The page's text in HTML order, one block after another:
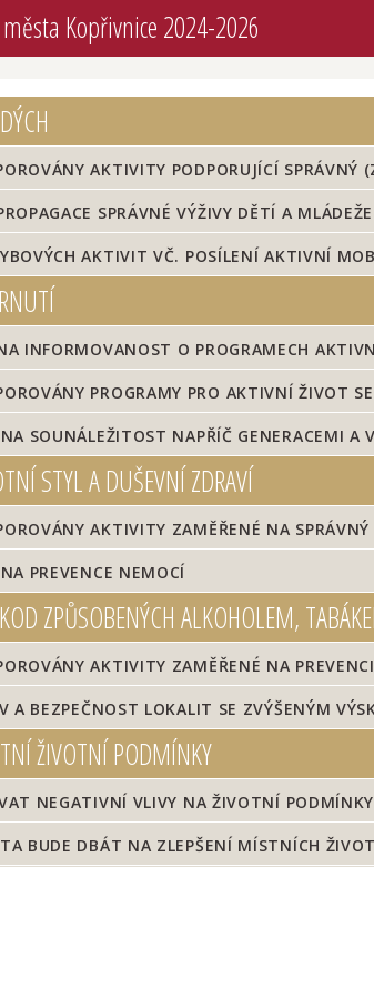
Kopřivnice 2024-2026
AKTIVITY PODPORUJÍCÍ SPRÁVNÝ
SPRÁVNÉ VÝŽIVY DĚTÍ A MLÁDEŽE
AKTIVIT VČ. POSÍLENÍ AKTIVNÍ
INFORMOVANOST O PROGRAMECH
PROGRAMY PRO AKTIVNÍ ŽIVOT
SOUNÁLEŽITOST NAPŘÍČ GENERACEMI A
STYL A DUŠEVNÍ ZDRAVÍ
AKTIVITY ZAMĚŘENÉ NA
PREVENCE NEMOCÍ
ZPŮSOBENÝCH ALKOHOLEM,
AKTIVITY ZAMĚŘENÉ NA
A BEZPEČNOST LOKALIT SE ZVÝŠENÝM
ŽIVOTNÍ PODMÍNKY
NEGATIVNÍ VLIVY NA ŽIVOTNÍ
BUDE DBÁT NA ZLEPŠENÍ MÍSTNÍCH